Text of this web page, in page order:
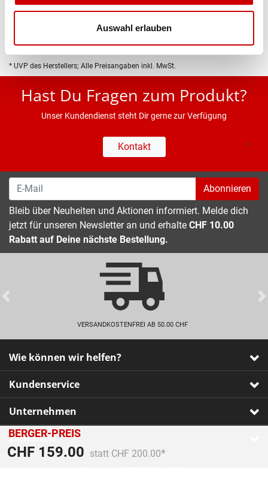
Auswahl erlauben
BERGER-PREIS
CHF 159.00 Preis reduziert von
statt CHF 200.00
An
* UVP des Herstellers; Alle Preisangaben inkl. MwSt.
Hast Du Fragen zum Produkt?
Unser Kundendienst steht Dir gerne zur Verfügung
Kontakt
Abonnieren
Bleib über Neuheiten und Aktionen informiert. Melde dich
jetzt für unseren Newsletter an und erhalte CHF 10.00
Rabatt auf Deine nächste Bestellung.
VERSANDKOSTENFREI AB 50.00 CHF
Previous
Wie können wir helfen?
Kundenservice
Unternehmen
Zahlarten